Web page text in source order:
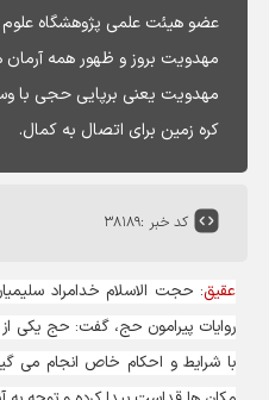
عضو هیئت علمی پژوهشگاه علوم و
مهدویت بروز و ظهور همه آرمان
مهدویت یعنی برپایی حجی با
کره زمین برای اتصال به کمال.
کد خبر :۳۸۱۸۹
عقیق: حجت الاسلام خدامراد سلیمیان
روایات پیرامون حج، گفت: حج یکی
با شرایط و احکام خاص انجام می